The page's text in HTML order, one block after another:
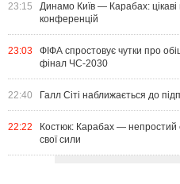
23:15
Динамо Київ — Карабах: цікаві
конференцій
23:03
ФІФА спростовує чутки про
фінал ЧС-2030
22:40 Галл Сіті наближається до
22:22
Костюк: Карабах — непростий
свої сили